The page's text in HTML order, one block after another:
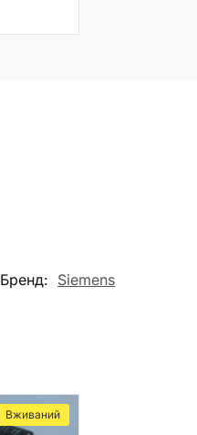
Бренд: Siemens
Вживаний